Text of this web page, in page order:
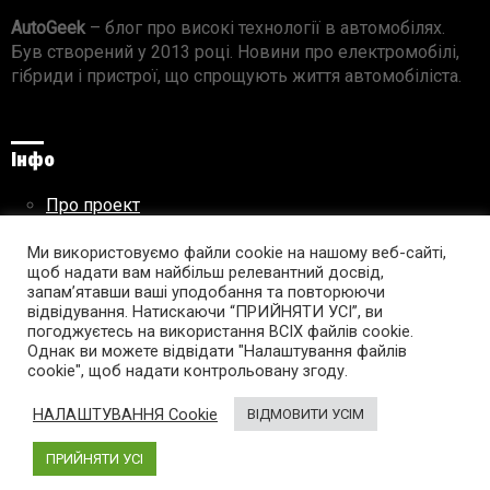
AutoGeek – блог про високі технології в автомобілях.
Був створений у 2013 році. Новини про електромобілі,
гібриди і пристрої, що спрощують життя автомобіліста.
Інфо
Про проект
Правила використання матеріалів
Підпишись на AutoGeek!
facebooktwitter instagramyoutube tumblr linkedin
Ми використовуємо файли cookie на нашому веб-сайті,
щоб надати вам найбільш релевантний досвід,
запам’ятавши ваші уподобання та повторюючи
відвідування. Натискаючи “ПРИЙНЯТИ УСІ”, ви
погоджуєтесь на використання ВСІХ файлів cookie.
Однак ви можете відвідати "Налаштування файлів
cookie", щоб надати контрольовану згоду.
НАЛАШТУВАННЯ Cookie ВІДМОВИТИ УСІМ
ПРИЙНЯТИ УСІ